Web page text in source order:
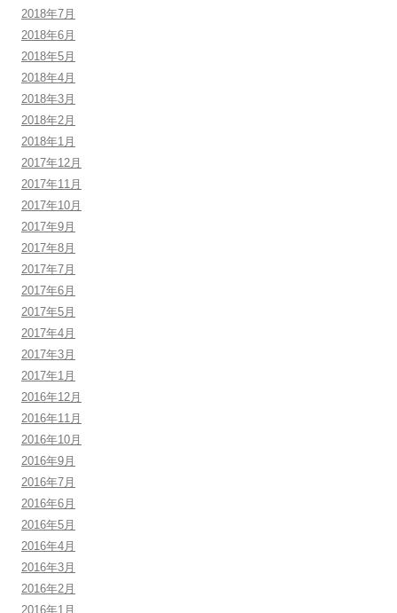
2018年7月
2018年6月
2018年5月
2018年4月
2018年3月
2018年2月
2018年1月
2017年12月
2017年11月
2017年10月
2017年9月
2017年8月
2017年7月
2017年6月
2017年5月
2017年4月
2017年3月
2017年1月
2016年12月
2016年11月
2016年10月
2016年9月
2016年7月
2016年6月
2016年5月
2016年4月
2016年3月
2016年2月
2016年1月